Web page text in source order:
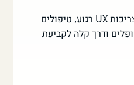
עיצוב אתרים למרפאות שצריכות UX רגוע, טיפולים
ודרך קלה לקביעת